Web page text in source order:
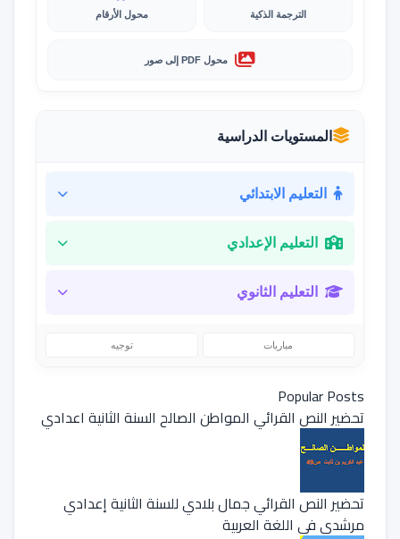
الترجمة الذكية محول الأرقام
محول PDF إلى صور
المستويات الدراسية
التعليم الابتدائي
التعليم الإعدادي
التعليم الثانوي
مباريات توجيه
Popular Posts
تحضير النص القرائي المواطن الصالح السنة الثانية اعدادي
تحضير النص القرائي جمال بلادي للسنة الثانية إعدادي
مرشدي في اللغة العربية